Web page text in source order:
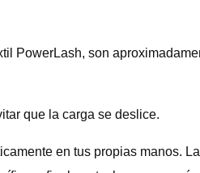
PowerLash, son
que la carga se deslice.
en tus propias manos.